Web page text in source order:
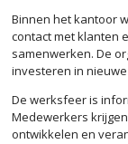
Binnen het kantoor
contact met klanten
samenwerken. De
investeren in
De werksfeer is
Medewerkers
ontwikkelen en